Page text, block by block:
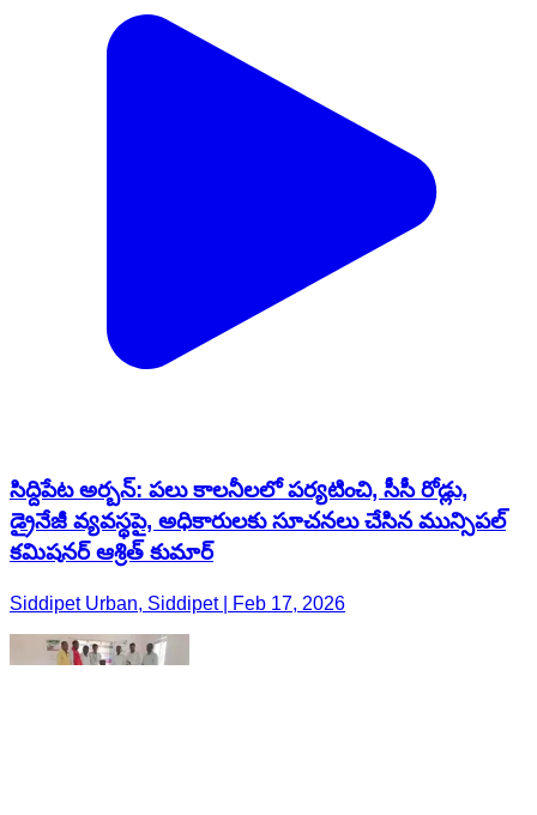
సిద్దిపేట అర్బన్: పలు కాలనీలలో పర్యటించి, సీసీ రోడ్లు,
డ్రైనేజీ వ్యవస్థపై, అధికారులకు సూచనలు చేసిన మున్సిపల్
కమిషనర్ ఆశ్రిత్ కుమార్
Siddipet Urban, Siddipet | Feb 17, 2026